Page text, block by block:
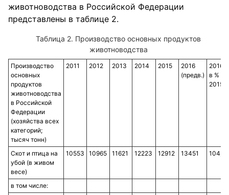
животноводства в Российской Федерации
представлены в таблице 2.
Производство основных продуктов
животноводства
Производство
основных
продуктов
животноводства
в Российской
Федерации
(хозяйства всех
категорий;
тысяч тонн)
2011 2012 2013 2014 2015
2016
(предв.)
2016
в % к
2015
Скот и птица на
убой (в живом
весе)
10553 10965 11621 12223 12912 13451 104,2
в том числе: